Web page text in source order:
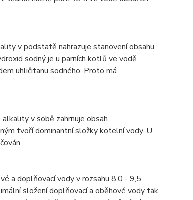
v podstatě nahrazuje stanovení obsahu
sodný je u parních kotlů ve vodě
uhličitanu sodného. Proto má
v sobě zahrnuje obsah
tvoří dominantní složky kotelní vody. U
a doplňovací vody v rozsahu 8,0 - 9,5
složení doplňovací a oběhové vody tak,